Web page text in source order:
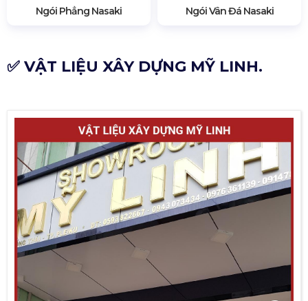
Ngói Phẳng Nasaki Ngói Vân Đá Nasaki
✅ VẬT LIỆU XÂY DỰNG MỸ LINH.